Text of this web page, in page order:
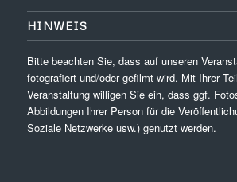
HINWEIS
Bitte beachten Sie, dass auf unseren
fotografiert und/oder gefilmt wird. Mit Ihrer
Veranstaltung willigen Sie ein, dass ggf.
Abbildungen Ihrer Person für die
Soziale Netzwerke usw.) genutzt werden.